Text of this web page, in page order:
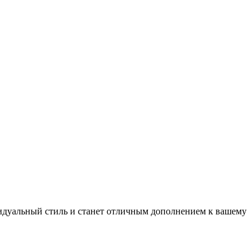
стиль и станет отличным дополнением к вашему